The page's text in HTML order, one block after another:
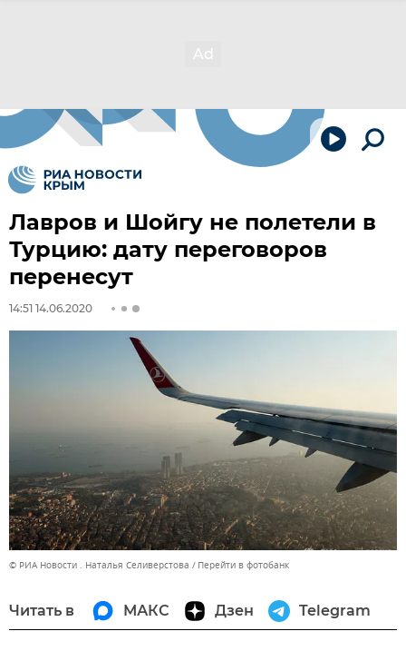
Лавров и Шойгу не полетели в
Турцию: дату переговоров
перенесут
14:51 14.06.2020
© РИА Новости . Наталья Селиверстова Перейти в фотобанк
Читать в МАКС Дзен Telegram